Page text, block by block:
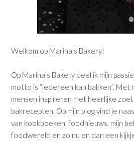
Welkom op Marina's Bakery!
Op Marina's Bakery deel ik mijn
motto is “iedereen kan bakken”. Met
mensen inspireren met heerlijke
bakrecepten. Op mijn blog vind je
van kookboeken, foodnieuws, mijn
foodwereld en zo nu en dan een